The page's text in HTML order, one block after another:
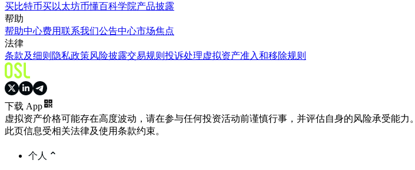
买比特币买以太坊币懂百科学院产品披露
帮助
帮助中心费用联系我们公告中心市场焦点
法律
条款及细则 隐私政策风险披露交易规则 投诉处理虚拟资产准入和移除规则
下载 App
虚拟资产价格可能存在高度波动，请在参与任何投资活动前谨慎行事，并评估自身的风险承受能力。
此页信息受相关法律及使用条款约束。
个人